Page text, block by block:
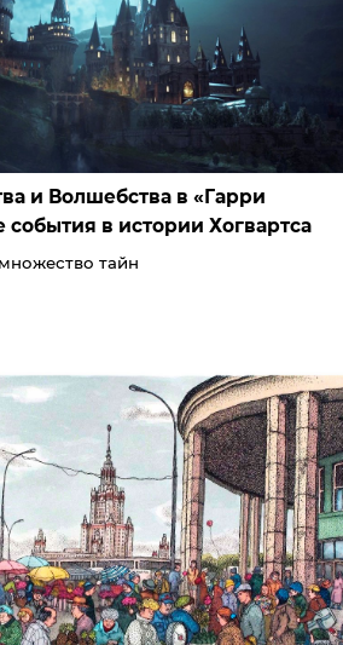
и Волшебства в «Гарри
события в истории Хогвартса
тайн